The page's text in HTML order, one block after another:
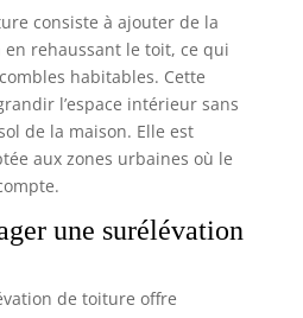
consiste à ajouter de la
rehaussant le toit, ce qui
habitables. Cette
l’espace intérieur sans
de la maison. Elle est
aux zones urbaines où le
une surélévation
de toiture offre